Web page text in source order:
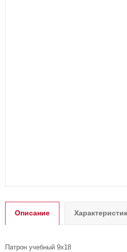
Описание
Патрон учебный 9х18